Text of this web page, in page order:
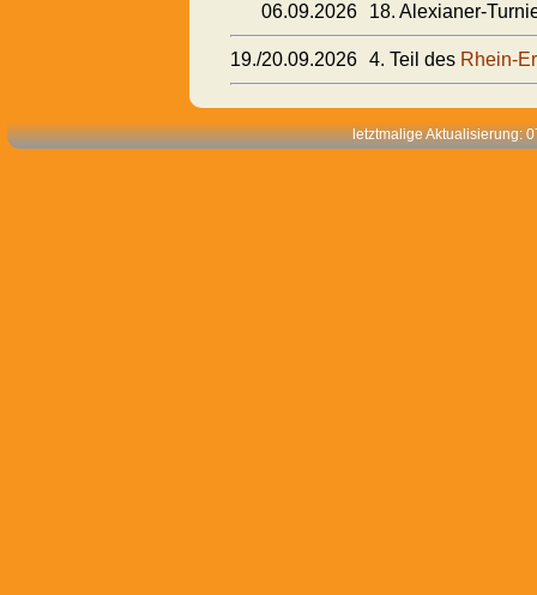
06.09.2026 18. Alexianer-
19./20.09.2026 4. Teil des Rhein-
letztmalige Aktualisierung: